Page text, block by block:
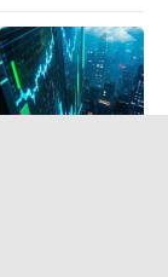
之一，养猪
。”陶玉岭
防控，强化